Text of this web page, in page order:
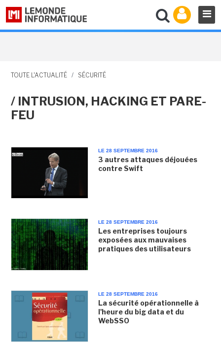
TOUTE L'ACTUALITÉ / SÉCURITÉ
/ INTRUSION, HACKING ET PARE-
FEU
LE 28 SEPTEMBRE 2016
3 autres attaques déjouées
contre Swift
LE 28 SEPTEMBRE 2016
Les entreprises toujours
exposées aux mauvaises
pratiques des utilisateurs
LE 28 SEPTEMBRE 2016
La sécurité opérationnelle à
l'heure du big data et du
WebSSO